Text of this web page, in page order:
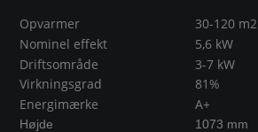
Opvarmer
30-120 m2
Nominel effekt
5,6 kW
Driftsområde
3-7 kW
Virkningsgrad
81%
Energimærke
A+
Højde
1073 mm